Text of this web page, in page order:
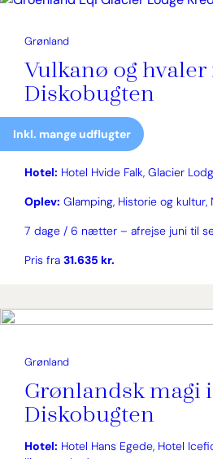
Grønland
Vulkanø og hvaler
Diskobugten
Inkl. mange udflugter
Hotel: Hotel Hvide Falk, Glacier
Oplev: Glamping, Historie og kultur,
7 dage / 6 nætter – afrejse juni til
Pris fra 31.635 kr.
Grønland
Grønlandsk magi i
Diskobugten
Hotel: Hotel Hans Egede, Hotel